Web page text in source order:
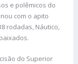
e polêmicos do
com o apito
rodadas, Náutico,
do Superior